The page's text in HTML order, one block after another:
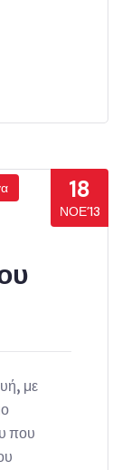
18
ΝΟΈ’13
με
που